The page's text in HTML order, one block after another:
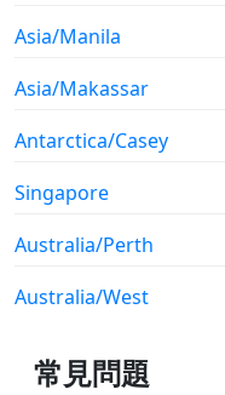
Asia/Manila
Asia/Makassar
Antarctica/Casey
Singapore
Australia/Perth
Australia/West
常見問題